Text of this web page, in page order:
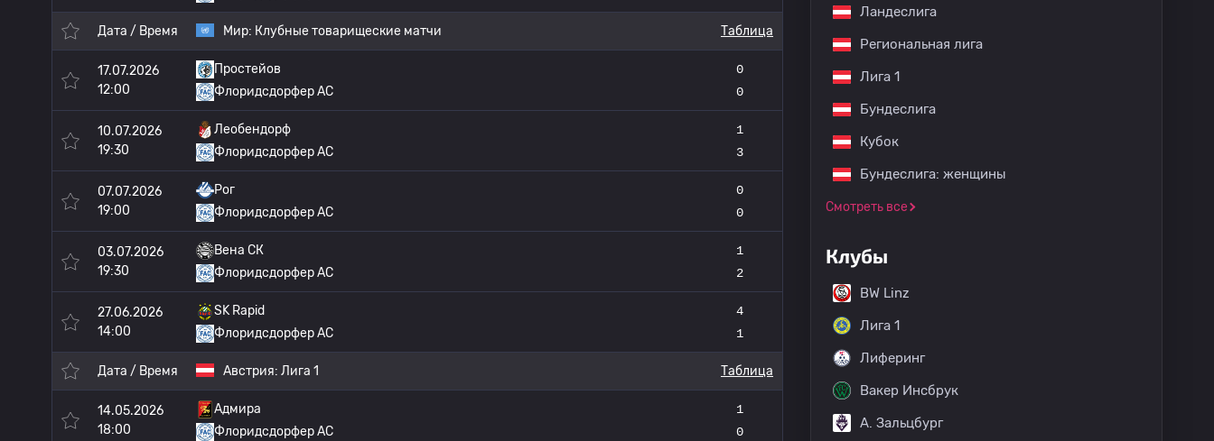
Дата / Время Мир: Клубные товарищеские матчи Таблица
17.07.2026
12:00
Простейов
Флоридсдорфер АС
0
0
10.07.2026
19:30
Леобендорф
Флоридсдорфер АС
1
3
07.07.2026
19:00
Рог
Флоридсдорфер АС
0
0
03.07.2026
19:30
Вена СК
Флоридсдорфер АС
1
2
27.06.2026
14:00
SK Rapid
Флоридсдорфер АС
4
1
Дата / Время Австрия: Лига 1 Таблица
14.05.2026
18:00
Адмира
Флоридсдорфер АС
1
0
Ландеслига
Региональная лига
Лига 1
Бундеслига
Кубок
Бундеслига: женщины
Смотреть все
Клубы
BW Linz
Лига 1
Лиферинг
Вакер Инсбрук
A. Зальцбург